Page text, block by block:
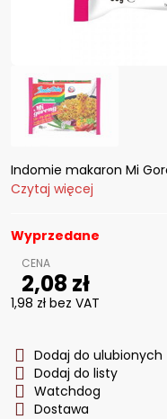
Indomie makaron Mi
Czytaj więcej
Wyprzedane
2,08 zł
1,98 zł bez VAT
Dodaj do ulubionych
Dodaj do listy
Watchdog
Dostawa